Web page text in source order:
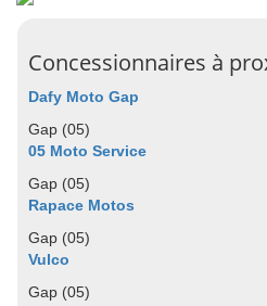
Concessionnaires à
Dafy Moto Gap
Gap (05)
05 Moto Service
Gap (05)
Rapace Motos
Gap (05)
Vulco
Gap (05)